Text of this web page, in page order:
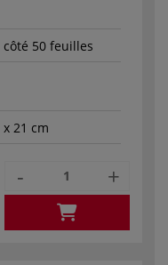
côté 50 feuilles
x 21 cm
- +